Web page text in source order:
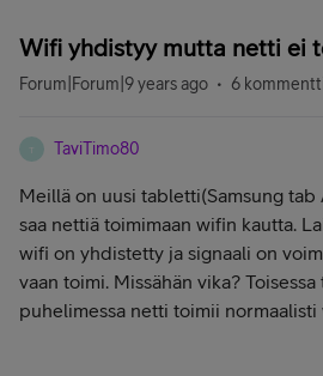
Wifi yhdistyy mutta netti ei
Forum|Forum|9 years ago 6
T TaviTimo80
Meillä on uusi tabletti(Samsung tab
saa nettiä toimimaan wifin kautta.
wifi on yhdistetty ja signaali on
vaan toimi. Missähän vika?
puhelimessa netti toimii normaalisti